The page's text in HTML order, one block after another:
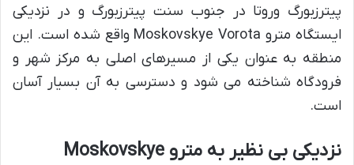
پیترزبورگ وروتا در جنوب سنت پیترزبورگ و در نزدیکی
ایستگاه مترو Moskovskye Vorota واقع شده است. این
منطقه به عنوان یکی از مسیرهای اصلی به مرکز شهر و
فرودگاه شناخته می شود و دسترسی به آن بسیار آسان
است.
نزدیکی بی نظیر به مترو Moskovskye